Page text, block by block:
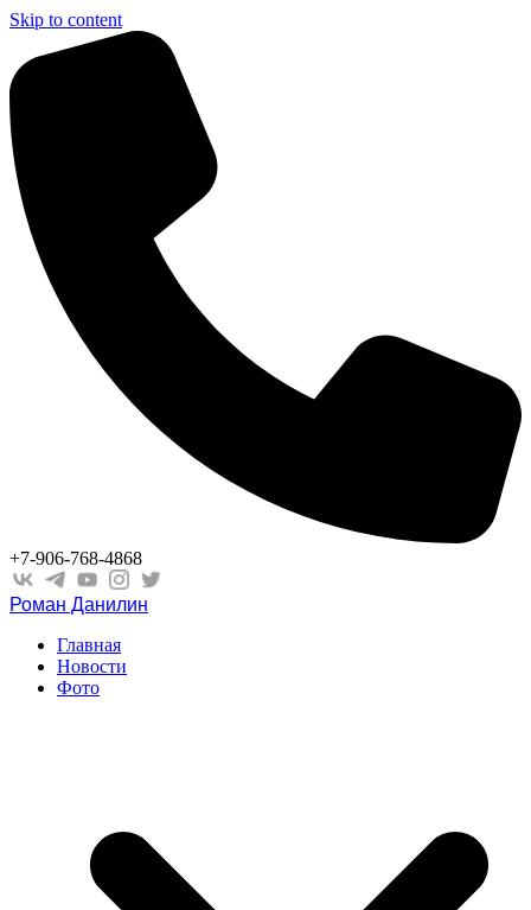
Skip to content
+7-906-768-4868
Роман Данилин
Главная
Новости
Фото